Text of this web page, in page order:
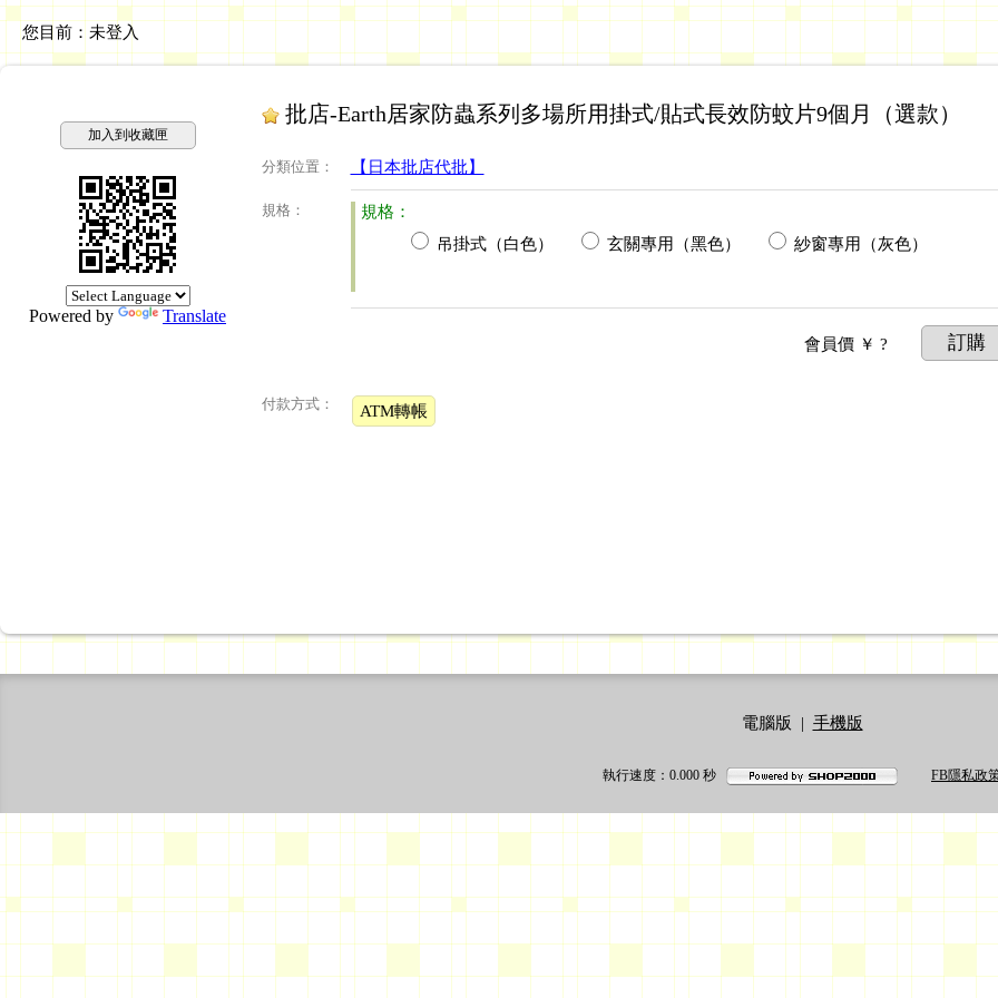
您目前： 未登入
加入到收藏匣
Powered by Translate
批店-Earth居家防蟲系列多場所用掛式/貼式長效防蚊片9個月（選款）
分類位置 ： 【日本批店代批】
規格 ：
規格：
吊掛式（白色）
玄關專用（黑色） 紗窗專用（灰色）
會員價￥ ? 訂購
付款方式： ATM轉帳
電腦版 | 手機版
執行速度 ：0.000 秒 FB隱私政